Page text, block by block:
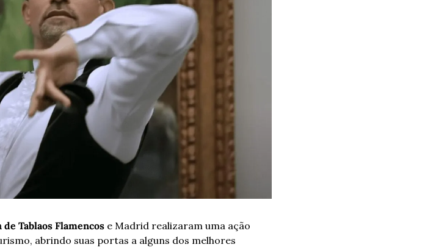
de Tablaos Flamencos e Madrid realizaram uma ação
abrindo suas portas a alguns dos melhores